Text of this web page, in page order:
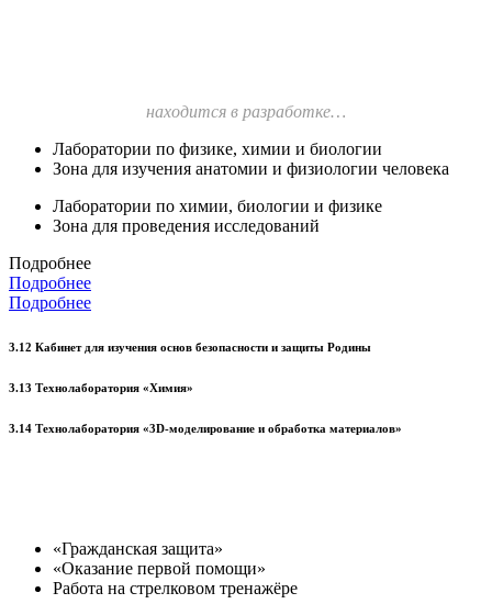
находится в разработке…
Лаборатории по физике, химии и биологии
Зона для изучения анатомии и физиологии человека
Лаборатории по химии, биологии и физике
Зона для проведения исследований
Подробнее
Подробнее
Подробнее
3.12 Кабинет для изучения основ безопасности и защиты Родины
3.13 Технолаборатория «Химия»
3.14 Технолаборатория «3D-моделирование и обработка материалов»
«Гражданская защита»
«Оказание первой помощи»
Работа на стрелковом тренажёре